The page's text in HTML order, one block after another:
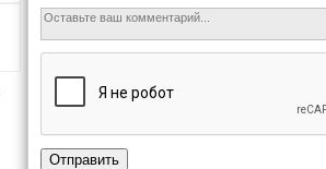
Отправить